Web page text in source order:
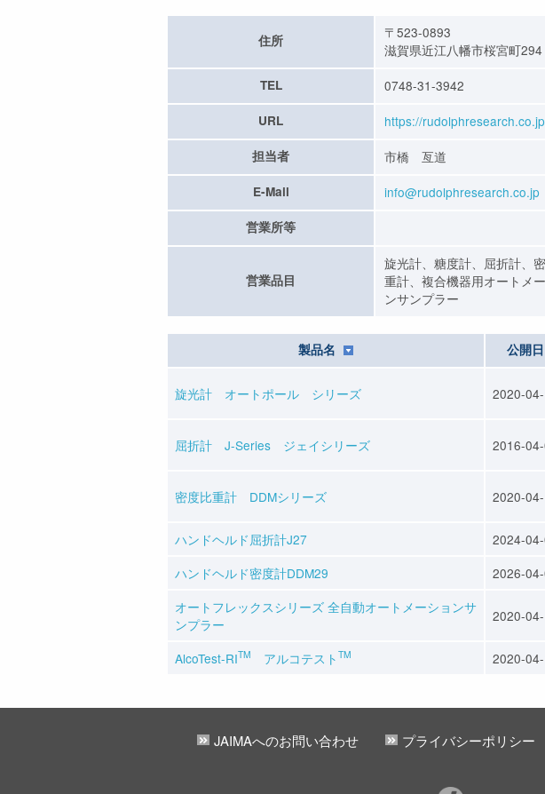
住所
〒523-0893
滋賀県近江八幡市桜宮町294
TEL 0748-31-3942
URL https://rudolphresearch.co.jp
担当者 市橋 亙道
E-Mail info@rudolphresearch.co.jp
営業所等
営業品目
旋光計、糖度計、屈折計、
重計、複合機器用オートメ
ンサンプラー
製品名 公開日
旋光計 オートポール シリーズ 2020-
屈折計 J-Series ジェイシリーズ 2016-
密度比重計 DDMシリーズ 2020-
ハンドヘルド屈折計J27
2024-
ハンドヘルド密度計DDM29
2026-
オートフレックスシリーズ 全自動オートメーションサ
ンプラー
2020-
AlcoTest-RITM アルコテスト TM 2020-
JAIMAへのお問い合わせ プライバシーポリシー